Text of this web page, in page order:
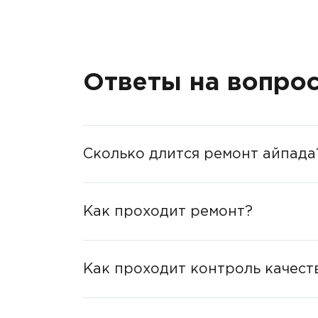
Ответы на
Сколько длится ремонт
Как проходит ремонт?
Как проходит контроль